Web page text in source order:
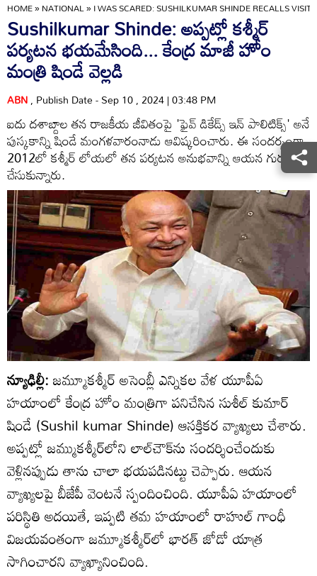
HOME»NATIONAL»I WAS SCARED: SUSHILKUMAR SHINDE RECALLS
Sushilkumar Shinde: అప్పట్లో కశ్మీర్‌‌
పర్యటన భయమేసింది... కేంద్ర మాజీ హోం
మంత్రి షిండే వెల్లడి
ABN, Publish Date - Sep 10 , 2024 | 03:48 PM
ఐదు దశాబ్దాల తన రాజకీయ జీవితంపై 'ఫైవ్ డికేడ్స్ ఇన్ పాలిటిక్స్' అనే
పుస్కకాన్ని షిండే మంగళవారంనాడు ఆవిష్కరించారు. ఈ సందర్భంగా
2012లో కశ్మీర్‌ లోయలో తన పర్యటన అనుభవాన్ని ఆయన గుర్తు
చేసుకున్నారు.
న్యూఢిల్లీ:జమ్మూకశ్మీర్‌ అసెంబ్లీ ఎన్నికల వేళ యూపీఏ
హయాంలో కేంద్ర హోం మంత్రిగా పనిచేసిన సుశీల్ కుమార్
షిండే (Sushil kumar Shinde) ఆసక్తికర వ్యాఖ్యలు చేశారు.
అప్పట్లో జమ్ముకశ్మీర్‌లోని లాల్‌చౌక్‌ను సందర్శించేందుకు
వెళ్లినప్పుడు తాను చాలా భయపడినట్టు చెప్పారు. ఆయన
వ్యాఖ్యలపై బీజేపీ వెంటనే స్పందించింది. యూపీఏ హయాంలో
పరిస్థితి అదయితే, ఇప్పటి తమ హయాంలో రాహుల్ గాంధీ
విజయవంతంగా జమ్మూకశ్మీర్‌లో భారత్ జోడో యాత్ర
సాగించారని వ్యాఖ్యానించింది.